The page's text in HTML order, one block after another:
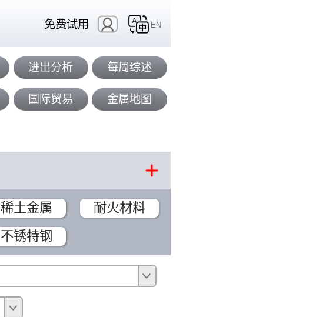
免费试用 EN
进出分析 每周综述
国际贸易 金属地图
稀土金属
耐火材料
不锈特钢